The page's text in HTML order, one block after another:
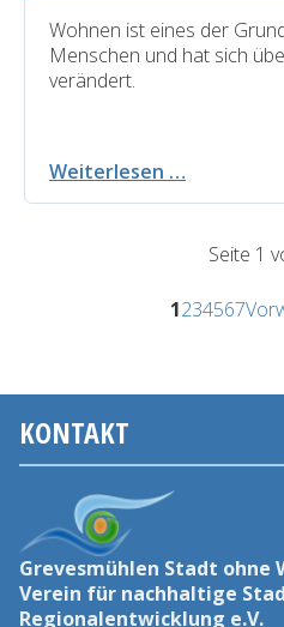
Wohnen ist eines der
Menschen und hat sich
verändert.
Weiterlesen …
Wandel
der
Zeit“
Seite 1
1234567
KONTAKT
Grevesmühlen Stadt ohne
Verein für nachhaltige
Regionalentwicklung e.V.